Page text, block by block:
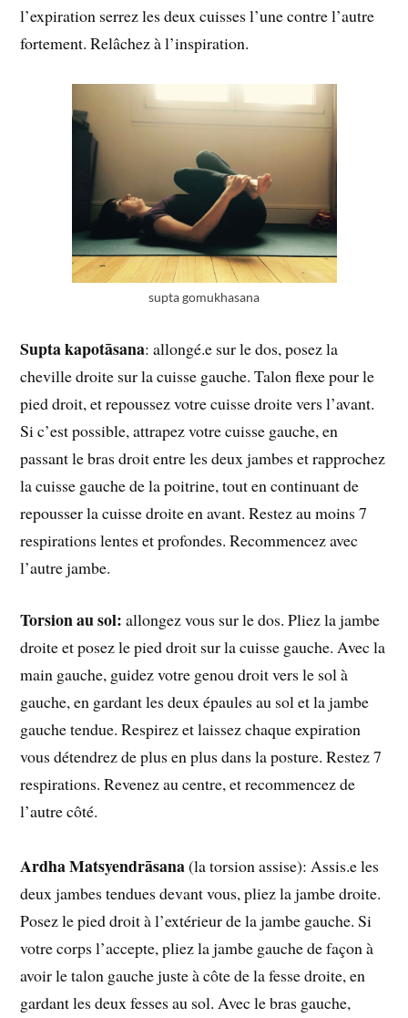
l’expiration serrez les deux cuisses l’une contre l’autre
fortement. Relâchez à l’inspiration.
supta gomukhasana
Supta kapotāsana: allongé.e sur le dos, posez la
cheville droite sur la cuisse gauche. Talon flexe pour le
pied droit, et repoussez votre cuisse droite vers l’avant.
Si c’est possible, attrapez votre cuisse gauche, en
passant le bras droit entre les deux jambes et rapprochez
la cuisse gauche de la poitrine, tout en continuant de
repousser la cuisse droite en avant. Restez au moins 7
respirations lentes et profondes. Recommencez avec
l’autre jambe.
Torsion au sol: allongez vous sur le dos. Pliez la jambe
droite et posez le pied droit sur la cuisse gauche. Avec la
main gauche, guidez votre genou droit vers le sol à
gauche, en gardant les deux épaules au sol et la jambe
gauche tendue. Respirez et laissez chaque expiration
vous détendrez de plus en plus dans la posture. Restez 7
respirations. Revenez au centre, et recommencez de
l’autre côté.
Ardha Matsyendrāsana(la torsion assise): Assis.e les
deux jambes tendues devant vous, pliez la jambe droite.
Posez le pied droit à l’extérieur de la jambe gauche. Si
votre corps l’accepte, pliez la jambe gauche de façon à
avoir le talon gauche juste à côte de la fesse droite, en
gardant les deux fesses au sol. Avec le bras gauche,